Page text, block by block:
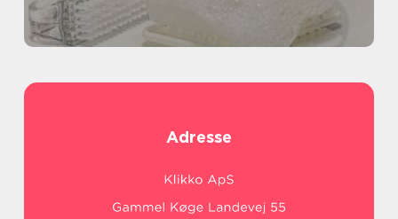
Adresse